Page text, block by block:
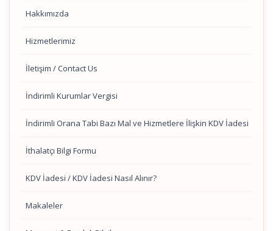
Hakkımızda
Hizmetlerimiz
İletişim / Contact Us
İndirimli Kurumlar Vergisi
İndirimli Orana Tabi Bazı Mal ve Hizmetlere İlişkin KDV İadesi
İthalatçı Bilgi Formu
KDV İadesi / KDV İadesi Nasıl Alınır?
Makaleler